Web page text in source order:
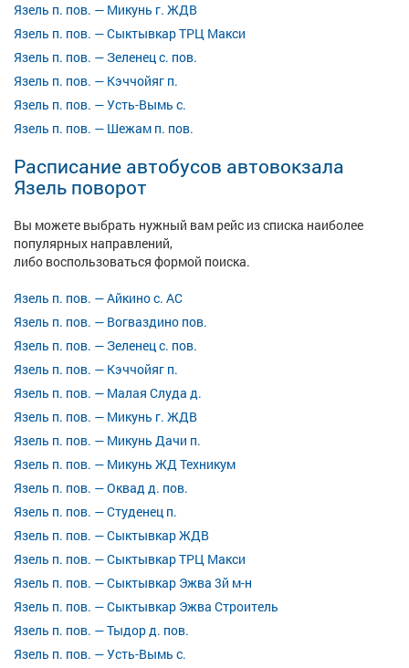
Язель п. пов. — Микунь г. ЖДВ
Язель п. пов. — Сыктывкар ТРЦ Макси
Язель п. пов. — Зеленец с. пов.
Язель п. пов. — Кэччойяг п.
Язель п. пов. — Усть-Вымь с.
Язель п. пов. — Шежам п. пов.
Расписание автобусов автовокзала
Язель поворот
Вы можете выбрать нужный вам рейс из списка наиболее
популярных направлений,
либо воспользоваться формой поиска.
Язель п. пов. — Айкино с. АС
Язель п. пов. — Вогваздино пов.
Язель п. пов. — Зеленец с. пов.
Язель п. пов. — Кэччойяг п.
Язель п. пов. — Малая Слуда д.
Язель п. пов. — Микунь г. ЖДВ
Язель п. пов. — Микунь Дачи п.
Язель п. пов. — Микунь ЖД Техникум
Язель п. пов. — Оквад д. пов.
Язель п. пов. — Студенец п.
Язель п. пов. — Сыктывкар ЖДВ
Язель п. пов. — Сыктывкар ТРЦ Макси
Язель п. пов. — Сыктывкар Эжва 3й м-н
Язель п. пов. — Сыктывкар Эжва Строитель
Язель п. пов. — Тыдор д. пов.
Язель п. пов. — Усть-Вымь с.